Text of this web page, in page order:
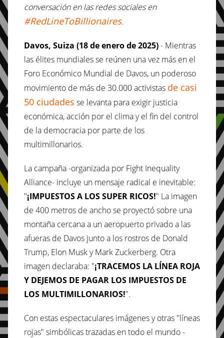
conversación en las redes sociales en
#RedLineToBillionaires.
Davos, Suiza (18 de enero de 2025)- Mientras
las élites mundiales se reúnen una vez más en el
Foro Económico Mundial de Davos, un poderoso
movimiento de más de 30.000 activistas de casi
50 ciudades se levanta para exigir justicia
económica, acción por el clima y el fin del control
de la democracia por parte de los
multimillonarios.
La campaña -organizada por Fight Inequality
Alliance- incluye un mensaje radical e inevitable:
"¡IMPUESTOS A LOS SUPER RICOS!" La imagen
de 400 metros de ancho se proyectó sobre una
montaña cercana a un aeropuerto privado a las
afueras de Davos junto a los rostros de Donald
Trump, Elon Musk y Mark Zuckerberg. Otra
imagen declaraba: "¡TRACEMOS LA LÍNEA ROJA
Y DEJEMOS DE PAGAR LOS IMPUESTOS DE
LOS MULTIMILLONARIOS!".
Con estas espectaculares imágenes y otras "líneas
rojas" simbólicas trazadas en todo el mundo -